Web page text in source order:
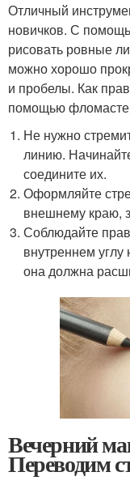
Отличный
новичков. С
рисовать ровные
можно хорошо
и пробелы. Как
помощью
Не нужно
линию.
соедините их.
Оформляйте
внешнему краю,
Соблюдайте
внутреннем
она должна
Вечерний
Переводим